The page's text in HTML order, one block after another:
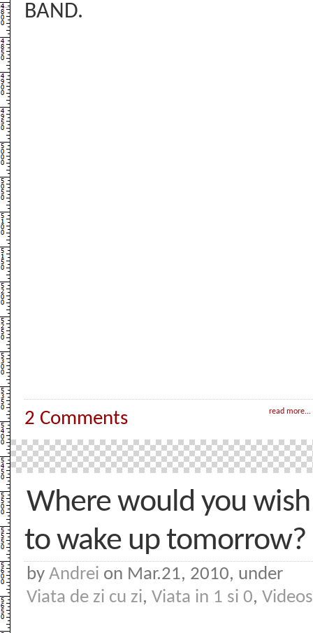
BAND.
read more...
2 Comments
Where would you wish
to wake up tomorrow?
by Andrei on Mar.21, 2010, under
Viata de zi cu zi, Viata in 1 si 0, Videos